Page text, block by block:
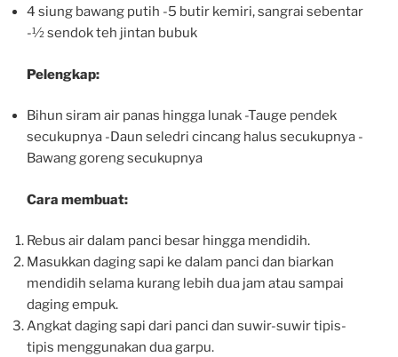
4 siung bawang putih -5 butir kemiri, sangrai sebentar
-½ sendok teh jintan bubuk
Pelengkap:
Bihun siram air panas hingga lunak -Tauge pendek
secukupnya -Daun seledri cincang halus secukupnya -
Bawang goreng secukupnya
Cara membuat:
Rebus air dalam panci besar hingga mendidih.
Masukkan daging sapi ke dalam panci dan biarkan
mendidih selama kurang lebih dua jam atau sampai
daging empuk.
Angkat daging sapi dari panci dan suwir-suwir tipis-
tipis menggunakan dua garpu.